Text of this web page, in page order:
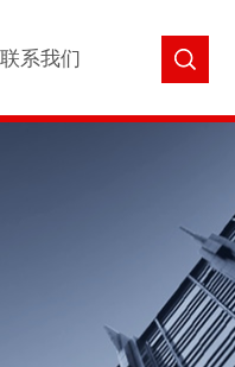
联系我们